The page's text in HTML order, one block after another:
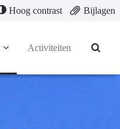
Hoog contrast Bijlagen
Activiteiten